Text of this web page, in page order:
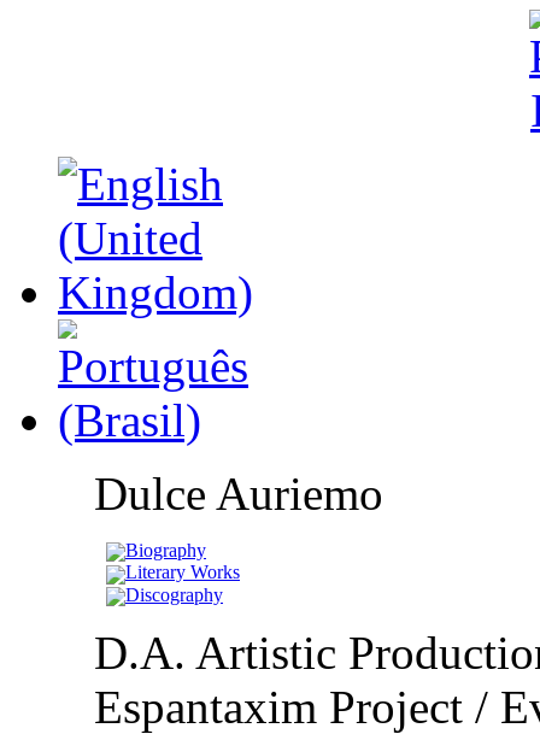
Dulce Auriemo
Biography
Literary Works
Discography
D.A. Artistic
Espantaxim Project /